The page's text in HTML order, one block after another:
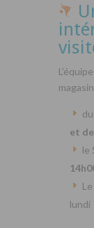
et
le
lundi